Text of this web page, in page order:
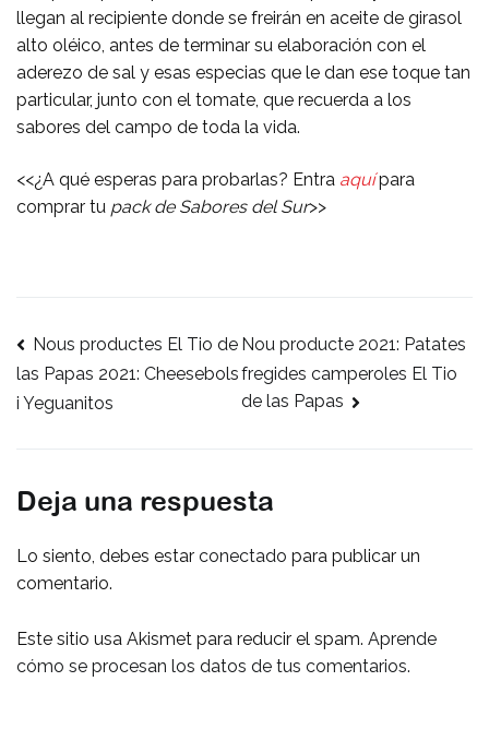
llegan al recipiente donde se freirán en aceite de girasol
alto oléico, antes de terminar su elaboración con el
aderezo de sal y esas especias que le dan ese toque tan
particular, junto con el tomate, que recuerda a los
sabores del campo de toda la vida.
<<¿A qué esperas para probarlas? Entra aquípara
comprar tu pack de Sabores del Sur>>
Navegación
de
Nous productes El Tio de
las Papas 2021: Cheesebols
i Yeguanitos
Nou producte 2021: Patates
fregides camperoles El Tio
de las Papas
Deja una respuesta
Lo siento, debes estar conectado para publicar un
comentario.
Este sitio usa Akismet para reducir el spam. Aprende
cómo se procesan los datos de tus comentarios.